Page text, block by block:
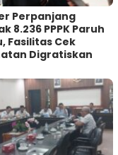
Perpanjang
8.236 PPPK Paruh
Fasilitas Cek
Digratiskan